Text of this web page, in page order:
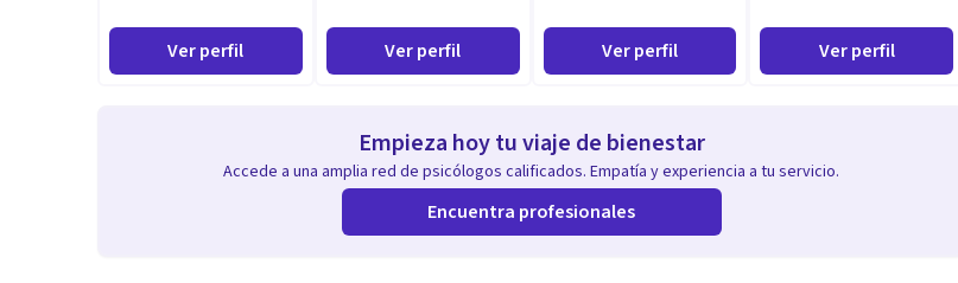
Ver perfil Ver perfil Ver perfil Ver perfil
Empieza hoy tu viaje de bienestar
Accede a una amplia red de psicólogos calificados. Empatía y experiencia a tu servicio.
Encuentra profesionales